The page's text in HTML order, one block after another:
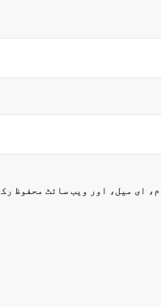
ای میل، اور ویب سائٹ محفوظ